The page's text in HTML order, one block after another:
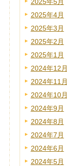
2025年4月
2025年3月
2025年2月
2025年1月
2024年12月
2024年11月
2024年10月
2024年9月
2024年8月
2024年7月
2024年6月
2024年5月